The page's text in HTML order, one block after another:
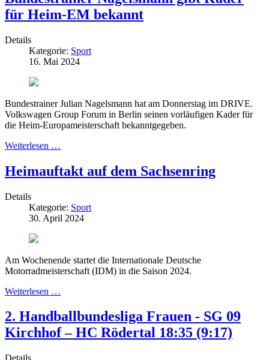
für Heim-EM bekannt
Details
Kategorie: Sport
16. Mai 2024
Bundestrainer Julian Nagelsmann hat am Donnerstag im DRIVE.
Volkswagen Group Forum in Berlin seinen vorläufigen Kader für
die Heim-Europameisterschaft bekanntgegeben.
Weiterlesen …
Heimauftakt auf dem Sachsenring
Details
Kategorie: Sport
30. April 2024
Am Wochenende startet die Internationale Deutsche
Motorradmeisterschaft (IDM) in die Saison 2024.
Weiterlesen …
2. Handballbundesliga Frauen - SG 09
Kirchhof – HC Rödertal 18:35 (9:17)